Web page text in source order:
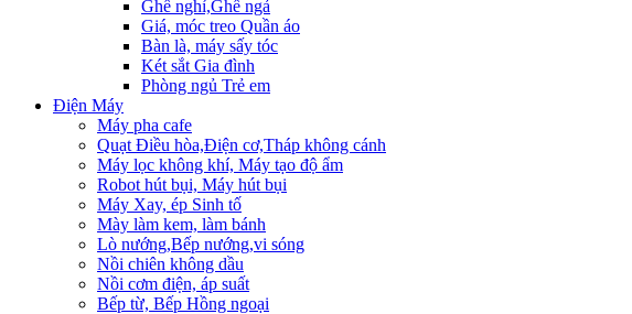
Ghế nghỉ,Ghế ngả
Giá, móc treo Quần áo
Bàn là, máy sấy tóc
Két sắt Gia đình
Phòng ngủ Trẻ em
Điện Máy
Máy pha cafe
Quạt Điều hòa,Điện cơ,Tháp không cánh
Máy lọc không khí, Máy tạo độ ẩm
Robot hút bụi, Máy hút bụi
Máy Xay, ép Sinh tố
Mày làm kem, làm bánh
Lò nướng,Bếp nướng,vi sóng
Nồi chiên không dầu
Nồi cơm điện, áp suất
Bếp từ, Bếp Hồng ngoại